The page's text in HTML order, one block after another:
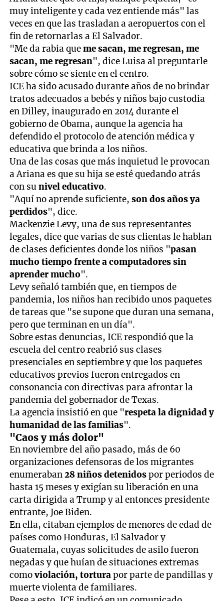
muy inteligente y cada vez entiende más" las
veces en que las trasladan a aeropuertos con el
fin de retornarlas a El Salvador.
"Me da rabia queme sacan, me regresan, me
sacan, me regresan", dice Luisa al preguntarle
sobre cómo se siente en el centro.
ICE ha sido acusado durante años de no brindar
tratos adecuados a bebés y niños bajo custodia
en Dilley, inaugurado en 2014 durante el
gobierno de Obama, aunque la agencia ha
defendido el protocolo de atención médica y
educativa que brinda a los niños.
Una de las cosas que más inquietud le provocan
a Ariana es que su hija se esté quedando atrás
con sunivel educativo.
"Aquí no aprende suficiente, son dos años ya
perdidos", dice.
Mackenzie Levy, una de sus representantes
legales, dice que varias de sus clientas le hablan
de clases deficientes donde los niños "pasan
mucho tiempo frente a computadores sin
aprender mucho".
Levy señaló también que, en tiempos de
pandemia, los niños han recibido unos paquetes
de tareas que "se supone que duran una semana,
pero que terminan en un día".
Sobre estas denuncias, ICE respondió que la
escuela del centro reabrió sus clases
presenciales en septiembre y que los paquetes
educativos previos fueron entregados en
consonancia con directivas para afrontar la
pandemia del gobernador de Texas.
La agencia insistió en que "respeta la dignidad y
humanidad de las familias".
"Caos y más dolor"
En noviembre del año pasado, más de 60
organizaciones defensoras de los migrantes
enumeraban28 niños detenidospor periodos de
hasta 15 meses y exigían su liberación en una
carta dirigida a Trump y al entonces presidente
entrante, Joe Biden.
En ella, citaban ejemplos de menores de edad de
países como Honduras, El Salvador y
Guatemala, cuyas solicitudes de asilo fueron
negadas y que huían de situaciones extremas
comoviolación, torturapor parte de pandillas y
muerte violenta de familiares.